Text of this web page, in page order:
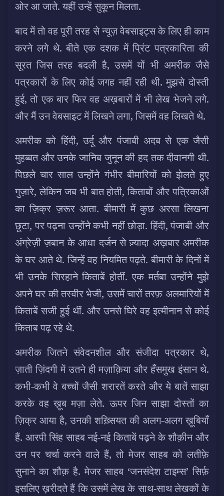
ओर आ जाते. यहीं उन्हें सुकून मिलता.
बाद में तो वह पूरी तरह से न्यूज़ वेबसाइट्स के लिए ही काम
करने लगे थे. बीते एक दशक में प्रिंट पत्रकारिता की
सूरत जिस तरह बदली है, उसमें यों भी अमरीक जैसे
पत्रकारों के लिए कोई जगह नहीं रही थी. मुझसे दोस्ती
हुई, तो एक बार फिर वह अख़बारों में भी लेख भेजने लगे.
और मैं उन वेबसाइट में लिखने लगा, जिसमें वह लिखते थे.
अमरीक को हिंदी, उर्दू और पंजाबी अदब से एक जैसी
मुहब्बत और उनके जानिब जुनून की हद तक दीवानगी थी.
पिछले चार साल उन्होंने गंभीर बीमारियों को झेलते हुए
गुज़ारे, लेकिन जब भी बात होती, किताबों और पत्रिकाओं
का ज़िक्र ज़रूर आता. बीमारी में कुछ अरसा लिखना
छूटा, पर पढ़ना उन्होंने कभी नहीं छोड़ा. हिंदी, पंजाबी और
अंग्रेज़ी ज़बान के आधा दर्जन से ज़्यादा अख़बार अमरीक
के घर आते थे. जिन्हें वह नियमित पढ़ते. बीमारी के दिनों में
भी उनके सिरहाने किताबें होतीं. एक मर्तबा उन्होंने मुझे
अपने घर की तस्वीर भेजी, उसमें चारों तरफ़ अलमारियों में
किताबें सजी हुई थीं. और उनसे घिरे वह इत्मीनान से कोई
किताब पढ़ रहे थे.
अमरीक जितने संवेदनशील और संजीदा पत्रकार थे,
ज़ाती ज़िंदगी में उतने ही मज़ाक़िया और हँसमुख इंसान थे.
कभी-कभी वे बच्चों जैसी शरारतें करते और ये बातें साझा
करके वह ख़ूब मज़ा लेते. ऊपर जिन साझा दोस्तों का
ज़िक्र आया है, उनकी शख़्सियत की अलग-अलग ख़ूबियाँ
हैं. आरपी सिंह साहब नई-नई किताबें पढ़ने के शौक़ीन और
उन पर चर्चा करने वाले हैं, तो मेजर साहब को लतीफ़े
सुनाने का शौक़ है. मेजर साहब ‘जनसंदेश टाइम्स’ सिर्फ़
इसलिए ख़रीदते हैं कि उसमें लेख के साथ-साथ लेखकों के